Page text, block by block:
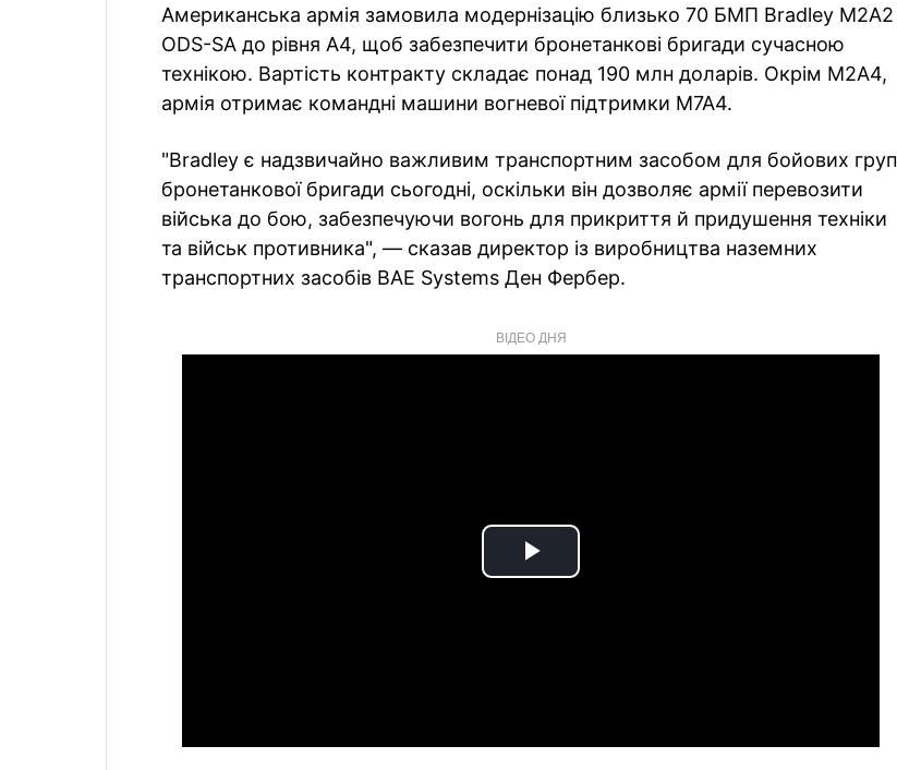
Американська армія замовила модернізацію близько 70 БМП Bradley M2A2
ODS-SA до рівня А4, щоб забезпечити бронетанкові бригади сучасною
технікою. Вартість контракту складає понад 190 млн доларів. Окрім M2A4,
армія отримає командні машини вогневої підтримки М7А4.
"Bradley є надзвичайно важливим транспортним засобом для бойових груп
бронетанкової бригади сьогодні, оскільки він дозволяє армії перевозити
війська до бою, забезпечуючи вогонь для прикриття й придушення техніки
та військ противника", — сказав директор із виробництва наземних
транспортних засобів BAE Systems Ден Фербер.
ВІДЕО ДНЯ
Play